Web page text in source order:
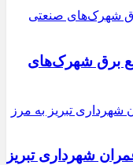
برق شهرک‌های
شهرداری تبریز